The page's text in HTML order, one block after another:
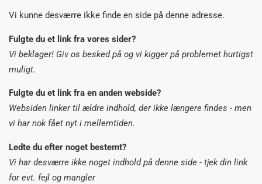
Vi kunne desværre ikke finde en side på denne adresse.
Fulgte du et link fra vores sider?
Vi beklager! Giv os besked på og vi kigger på problemet hurtigst
muligt.
Fulgte du et link fra en anden webside?
Websiden linker til ældre indhold, der ikke længere findes - men
vi har nok fået nyt i mellemtiden.
Ledte du efter noget bestemt?
Vi har desværre ikke noget indhold på denne side - tjek din link
for evt. fejl og mangler